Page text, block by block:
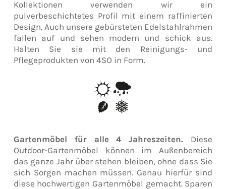
Kollektionen verwenden wir ein
pulverbeschichtetes Profil mit einem raffinierten
Design. Auch unsere gebürsteten Edelstahlrahmen
fallen auf und sehen modern und schick aus.
Halten Sie sie mit den Reinigungs- und
Pflegeprodukten von 4SO in Form.
Gartenmöbel für alle 4 Jahreszeiten. Diese
Outdoor-Gartenmöbel können im Außenbereich
das ganze Jahr über stehen bleiben, ohne dass Sie
sich Sorgen machen müssen. Genau hierfür sind
diese hochwertigen Gartenmöbel gemacht. Sparen